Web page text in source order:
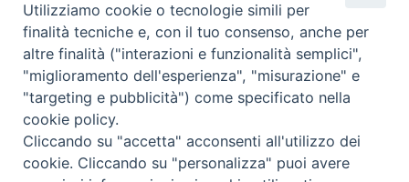
Abbonamenti
Abbonamento Annuale Digitale
Abbonamento Annuale Cartaceo
Abbonamento Singola Copia Digitale
Utilizziamo cookie o tecnologie simili per
finalità tecniche e, con il tuo consenso, anche per
altre finalità ("interazioni e funzionalità semplici",
"miglioramento dell'esperienza", "misurazione" e
"targeting e pubblicità") come specificato nella
cookie policy.
Cliccando su "accetta" acconsenti all'utilizzo dei
cookie. Cliccando su "personalizza" puoi avere